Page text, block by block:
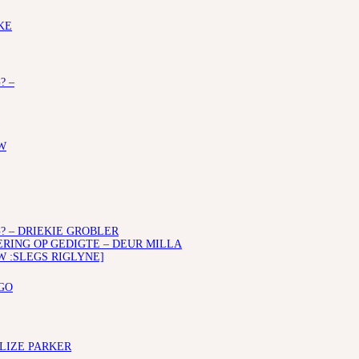
–
– DRIEKIE GROBLER
OP GEDIGTE – DEUR MILLA
:SLEGS RIGLYNE]
PARKER